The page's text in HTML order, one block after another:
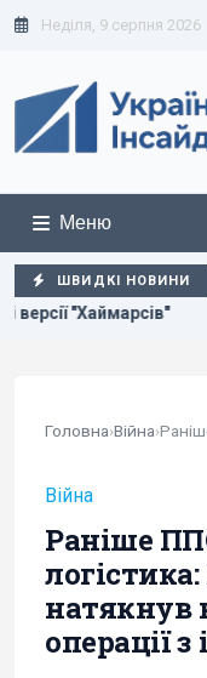
Неділя, 9 серпня 2026
Меню
ШВИДКІ НОВИНИ
"Це дуже боляче":
Головна›Війна›
Війна
Раніше
натякнув
операції